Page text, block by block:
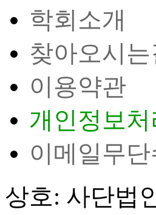
학회소개
찾아오시는
이용약관
개인정보처
이메일무
상호: 사단법